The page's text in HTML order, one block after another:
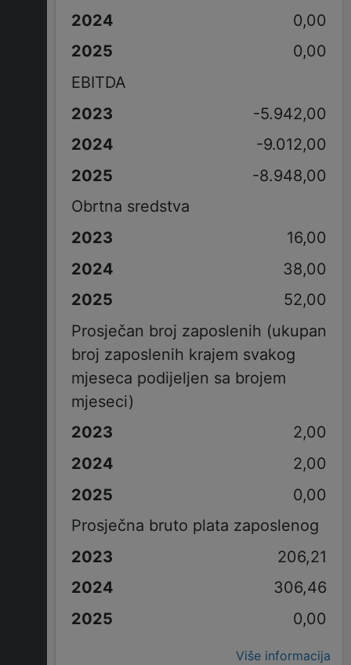
0,00
0,00
EBITDA
-5.942,00
-9.012,00
-8.948,00
Obrtna sredstva
16,00
38,00
52,00
Prosječan broj zaposlenih (ukupan
broj zaposlenih krajem svakog
mjeseca podijeljen sa brojem
mjeseci)
2,00
2,00
0,00
Prosječna bruto plata zaposlenog
206,21
306,46
0,00
Više informacija